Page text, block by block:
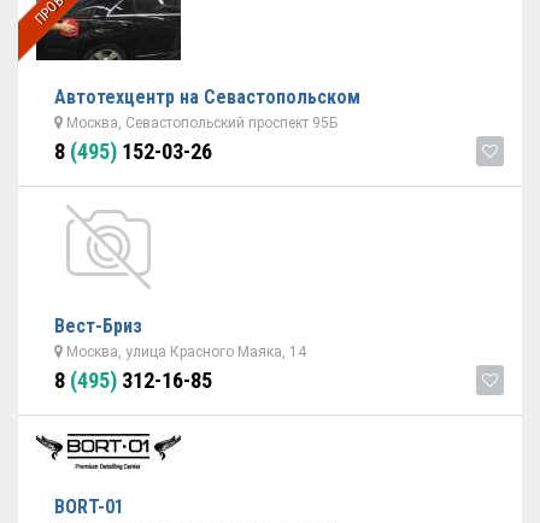
Автотехцентр на Севастопольском
Москва, Севастопольский проспект 95Б
8 (495) 152-03-26
Вест-Бриз
Москва, улица Красного Маяка, 14
8 (495) 312-16-85
BORT-01